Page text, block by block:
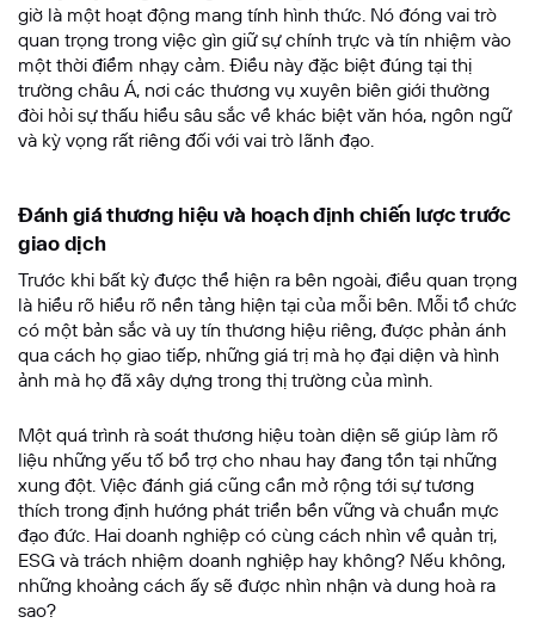
giờ là một hoạt động mang tính hình thức. Nó đóng vai trò
quan trọng trong việc gìn giữ sự chính trực và tín nhiệm vào
một thời điểm nhạy cảm. Điều này đặc biệt đúng tại thị
trường châu Á, nơi các thương vụ xuyên biên giới thường
đòi hỏi sự thấu hiểu sâu sắc về khác biệt văn hóa, ngôn ngữ
và kỳ vọng rất riêng đối với vai trò lãnh đạo.
Đánh giá thương hiệu và hoạch định chiến lược trước
giao dịch
Trước khi bất kỳ được thể hiện ra bên ngoài, điều quan trọng
là hiểu rõ hiểu rõ nền tảng hiện tại của mỗi bên. Mỗi tổ chức
có một bản sắc và uy tín thương hiệu riêng, được phản ánh
qua cách họ giao tiếp, những giá trị mà họ đại diện và hình
ảnh mà họ đã xây dựng trong thị trường của mình.
Một quá trình rà soát thương hiệu toàn diện sẽ giúp làm rõ
liệu những yếu tố bổ trợ cho nhau hay đang tồn tại những
xung đột. Việc đánh giá cũng cần mở rộng tới sự tương
thích trong định hướng phát triển bền vững và chuẩn mực
đạo đức. Hai doanh nghiệp có cùng cách nhìn về quản trị,
ESG và trách nhiệm doanh nghiệp hay không? Nếu không,
những khoảng cách ấy sẽ được nhìn nhận và dung hoà ra
sao?
GỬI THÔNG TIN